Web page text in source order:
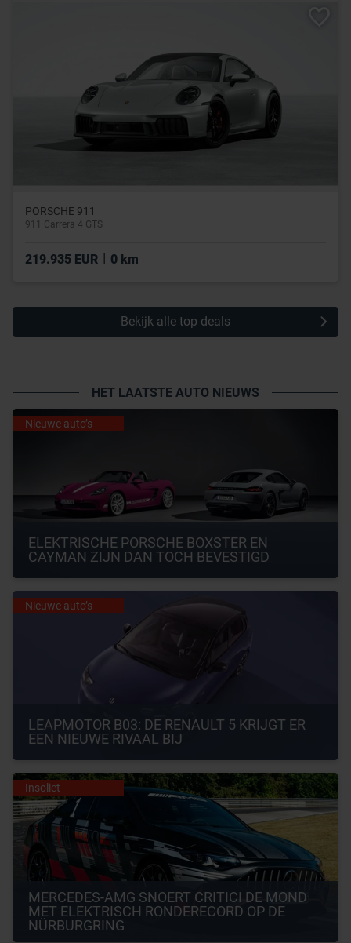
PORSCHE 911
911 Carrera 4 GTS
219.935 EUR 0 km
Bekijk alle top deals
HET LAATSTE AUTO NIEUWS
Nieuwe auto’s
ELEKTRISCHE PORSCHE BOXSTER EN
CAYMAN ZIJN DAN TOCH BEVESTIGD
Nieuwe auto’s
LEAPMOTOR B03: DE RENAULT 5 KRIJGT ER
EEN NIEUWE RIVAAL BIJ
Insoliet
MERCEDES-AMG SNOERT CRITICI DE MOND
MET ELEKTRISCH RONDERECORD OP DE
NÜRBURGRING